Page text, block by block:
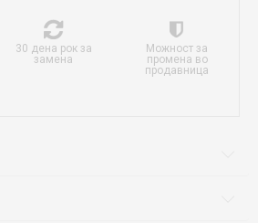
30 дена рок за
замена
Можност за
промена во
продавница